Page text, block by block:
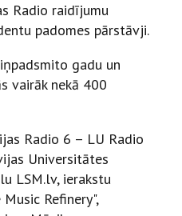
Radio raidījumu
padomes pārstāvji.
gadu un
vairāk nekā 400
Radio 6 – LU Radio
Universitātes
LSM.lv, ierakstu
Refinery",